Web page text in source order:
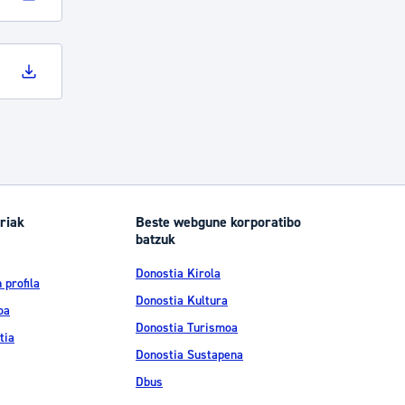
profila
Beste webgune korporatibo
batzuk
Donostia Kirola
Donostia Kultura
Donostia Turismoa
Donostia Sustapena
Dbus